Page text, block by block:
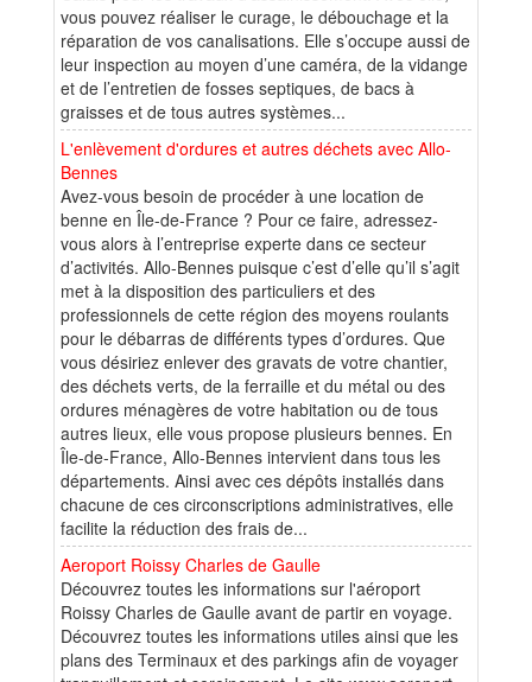
vous pouvez réaliser le curage, le débouchage et la
réparation de vos canalisations. Elle s’occupe aussi de
leur inspection au moyen d’une caméra, de la vidange
et de l’entretien de fosses septiques, de bacs à
graisses et de tous autres systèmes...
L'enlèvement d'ordures et autres déchets avec Allo-
Bennes
Avez-vous besoin de procéder à une location de
benne en Île-de-France ? Pour ce faire, adressez-
vous alors à l’entreprise experte dans ce secteur
d’activités. Allo-Bennes puisque c’est d’elle qu’il s’agit
met à la disposition des particuliers et des
professionnels de cette région des moyens roulants
pour le débarras de différents types d’ordures. Que
vous désiriez enlever des gravats de votre chantier,
des déchets verts, de la ferraille et du métal ou des
ordures ménagères de votre habitation ou de tous
autres lieux, elle vous propose plusieurs bennes. En
Île-de-France, Allo-Bennes intervient dans tous les
départements. Ainsi avec ces dépôts installés dans
chacune de ces circonscriptions administratives, elle
facilite la réduction des frais de...
Aeroport Roissy Charles de Gaulle
Découvrez toutes les informations sur l'aéroport
Roissy Charles de Gaulle avant de partir en voyage.
Découvrez toutes les informations utiles ainsi que les
plans des Terminaux et des parkings afin de voyager